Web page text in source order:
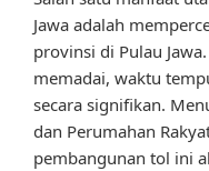
Jawa adalah
provinsi di Pulau
memadai, waktu
secara signifikan.
dan Perumahan
pembangunan tol ini